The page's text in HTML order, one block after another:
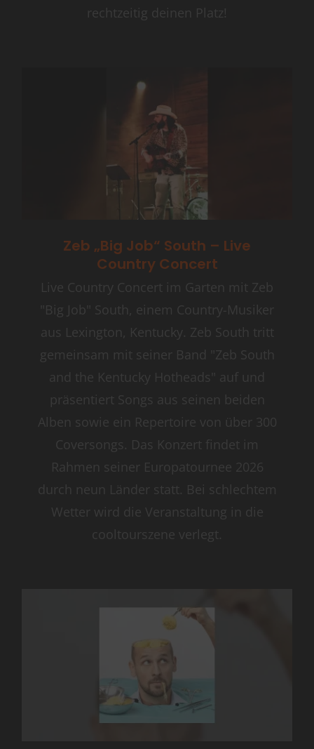
rechtzeitig deinen Platz!
Zeb „Big Job“ South – Live
Country Concert
Live Country Concert im Garten mit Zeb
"Big Job" South, einem Country-Musiker
aus Lexington, Kentucky. Zeb South tritt
gemeinsam mit seiner Band "Zeb South
and the Kentucky Hotheads" auf und
präsentiert Songs aus seinen beiden
Alben sowie ein Repertoire von über 300
Coversongs. Das Konzert findet im
Rahmen seiner Europatournee 2026
durch neun Länder statt. Bei schlechtem
Wetter wird die Veranstaltung in die
cooltourszene verlegt.